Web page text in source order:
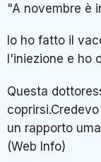
"A novembre è
Io ho fatto il
l'iniezione e ho
Questa
un rapporto
(Web Info)